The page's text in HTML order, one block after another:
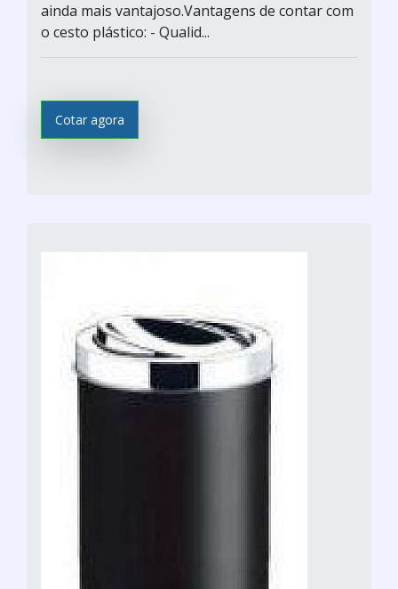
ainda mais vantajoso.Vantagens de contar com
o cesto plástico: - Qualid...
Cotar agora